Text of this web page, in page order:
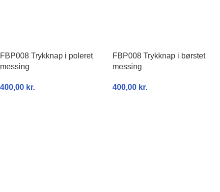
FBP008 Trykknap i poleret
messing
400,00 kr.
FBP008 Trykknap i børstet
messing
400,00 kr.